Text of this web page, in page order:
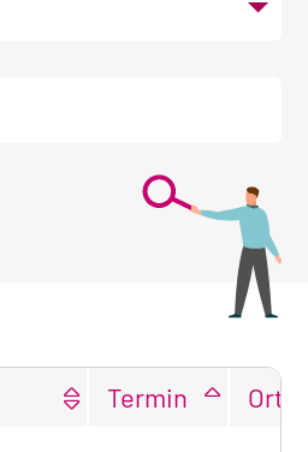
Termin Ort